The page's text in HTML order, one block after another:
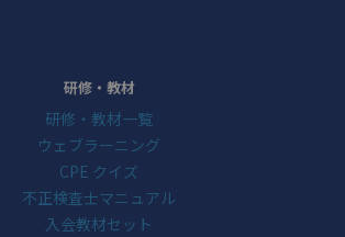
研修・教材
研修・教材一覧
ウェブラーニング
CPE クイズ
不正検査士マニュアル
入会教材セット